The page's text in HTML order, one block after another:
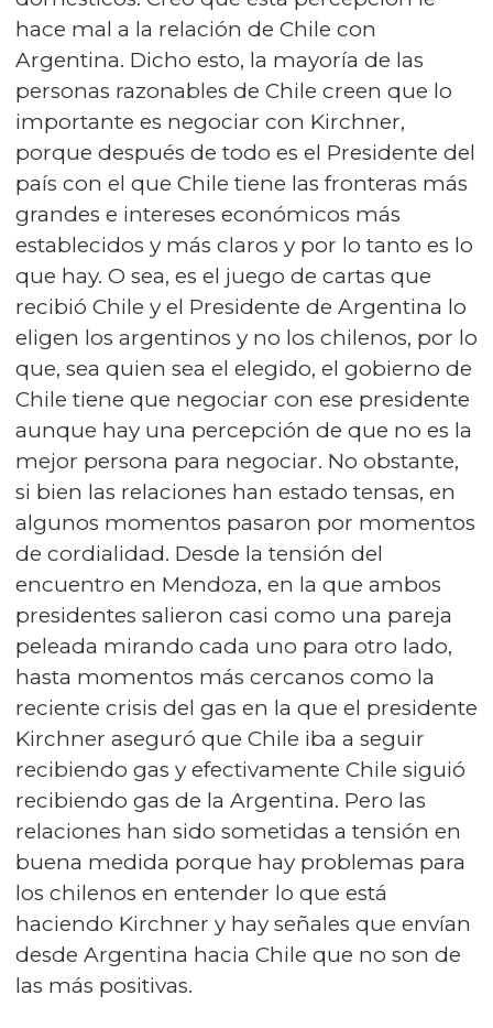
hace mal a la relación de Chile con
Argentina. Dicho esto, la mayoría de las
personas razonables de Chile creen que lo
importante es negociar con Kirchner,
porque después de todo es el Presidente del
país con el que Chile tiene las fronteras más
grandes e intereses económicos más
establecidos y más claros y por lo tanto es lo
que hay. O sea, es el juego de cartas que
recibió Chile y el Presidente de Argentina lo
eligen los argentinos y no los chilenos, por lo
que, sea quien sea el elegido, el gobierno de
Chile tiene que negociar con ese presidente
aunque hay una percepción de que no es la
mejor persona para negociar. No obstante,
si bien las relaciones han estado tensas, en
algunos momentos pasaron por momentos
de cordialidad. Desde la tensión del
encuentro en Mendoza, en la que ambos
presidentes salieron casi como una pareja
peleada mirando cada uno para otro lado,
hasta momentos más cercanos como la
reciente crisis del gas en la que el presidente
Kirchner aseguró que Chile iba a seguir
recibiendo gas y efectivamente Chile siguió
recibiendo gas de la Argentina. Pero las
relaciones han sido sometidas a tensión en
buena medida porque hay problemas para
los chilenos en entender lo que está
haciendo Kirchner y hay señales que envían
desde Argentina hacia Chile que no son de
las más positivas.